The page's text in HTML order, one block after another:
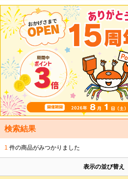
検索結果
1 件の商品がみつかりました
表示の並び替え